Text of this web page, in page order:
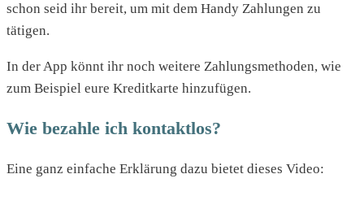
schon seid ihr bereit, um mit dem Handy Zahlungen zu
tätigen.
In der App könnt ihr noch weitere Zahlungsmethoden, wie
zum Beispiel eure Kreditkarte hinzufügen.
Wie bezahle ich kontaktlos?
Eine ganz einfache Erklärung dazu bietet dieses Video: